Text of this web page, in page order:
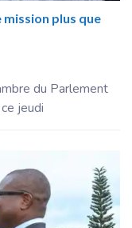
mission plus que
du Parlement
jeudi